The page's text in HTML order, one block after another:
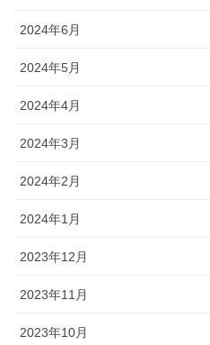
2024年6月
2024年5月
2024年4月
2024年3月
2024年2月
2024年1月
2023年12月
2023年11月
2023年10月